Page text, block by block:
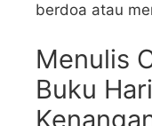
berdoa atau
Menulis
Buku